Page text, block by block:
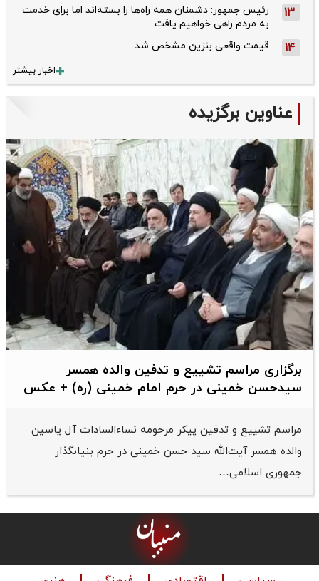
13
رئیس جمهور: دشمنان همه راه‌ها را بسته‌اند اما برای خدمت
به مردم راهی خواهیم یافت
14 قیمت واقعی بنزین مشخص شد
اخبار بیشتر
عناوین برگزیده
برگزاری مراسم تشییع و تدفین والده همسر
سیدحسن خمینی در حرم امام خمینی (ره) + عکس
مراسم تشییع و تدفین پیکر مرحومه نساءالسادات آل یاسین
والده همسر آیت‌الله سید حسن خمینی در حرم بنیانگذار
جمهوری اسلامی…